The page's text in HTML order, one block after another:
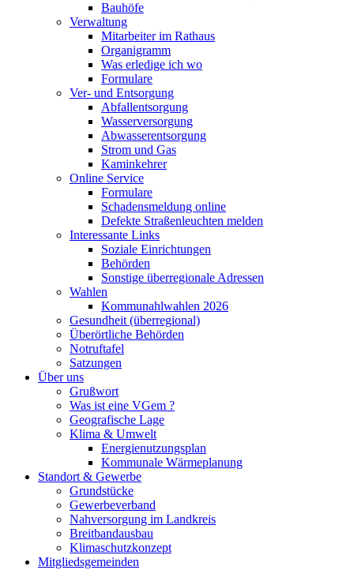
Bauhöfe
Verwaltung
Mitarbeiter im Rathaus
Organigramm
Was erledige ich wo
Formulare
Ver- und Entsorgung
Abfallentsorgung
Wasserversorgung
Abwasserentsorgung
Strom und Gas
Kaminkehrer
Online Service
Formulare
Schadensmeldung online
Defekte Straßenleuchten melden
Interessante Links
Soziale Einrichtungen
Behörden
Sonstige überregionale Adressen
Wahlen
Kommunahlwahlen 2026
Gesundheit (überregional)
Überörtliche Behörden
Notruftafel
Satzungen
Über uns
Grußwort
Was ist eine VGem ?
Geografische Lage
Klima & Umwelt
Energienutzungsplan
Kommunale Wärmeplanung
Standort & Gewerbe
Grundstücke
Gewerbeverband
Nahversorgung im Landkreis
Breitbandausbau
Klimaschutzkonzept
Mitgliedsgemeinden